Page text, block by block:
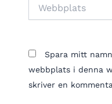
Spara mitt
webbplats i denna
skriver en